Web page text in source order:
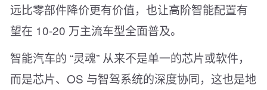
远比零部件降价更有价值，也让高阶智能配置有
望在 10-20 万主流车型全面普及。
智能汽车的 “灵魂” 从来不是单一的芯片或软件，
而是芯片、OS 与智驾系统的深度协同，这也是地